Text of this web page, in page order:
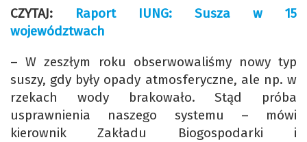
CZYTAJ:
Raport IUNG: Susza w 15
województwach
– W zeszłym roku obserwowaliśmy nowy typ
suszy, gdy były opady atmosferyczne, ale np. w
rzekach wody brakowało. Stąd próba
usprawnienia naszego systemu – mówi
kierownik Zakładu Biogospodarki i